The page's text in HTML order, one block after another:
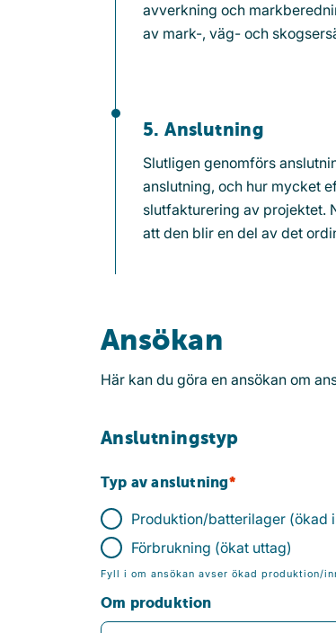
avverkning och
av mark-, väg- och
5. Anslutning
Slutligen genomförs
anslutning, och hur mycket
slutfakturering av projektet.
att den blir en del av det
Ansökan
Här kan du göra en ansökan om
Anslutningstyp
Typ av anslutning
Produktion/batterilager (ökad
Förbrukning (ökat uttag)
Fyll i om ansökan avser ökad produktion/
Om produktion